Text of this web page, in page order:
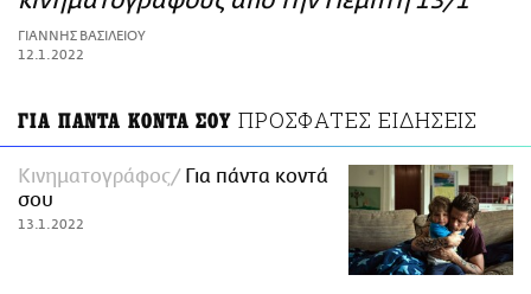
ΑΜΠΑ
PRINT
ΓΙΑΝΝΗΣ ΒΑΣΙΛΕΙΟΥ
12.1.2022
ΓΙΑ ΠΑΝΤΑ ΚΟΝΤΑ ΣΟΥ ΠΡΟΣΦΑΤΕΣ ΕΙΔΗΣΕΙΣ
Κινηματογράφος Για πάντα κοντά
σου
13.1.2022